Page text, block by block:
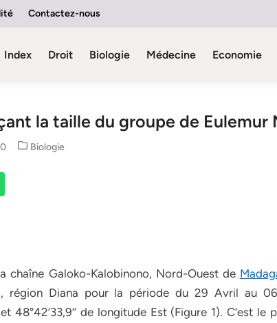
Contactez-nous
Index Droit Biologie Médecine Economie
la taille du groupe de Eulemur
0
Posted
Biologie
chaîne Galoko-Kalobinono, Nord-Ouest de
région Diana pour la période du 29 Avril au
et 48°42’33,9’’ de longitude Est (Figure 1). C’est